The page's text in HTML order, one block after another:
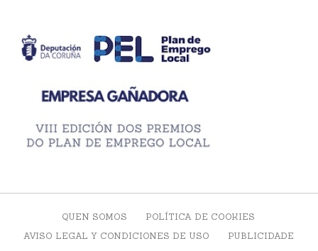
QUEN SOMOS
POLÍTICA DE COOKIES
AVISO LEGAL Y CONDICIONES DE USO
PUBLICIDADE